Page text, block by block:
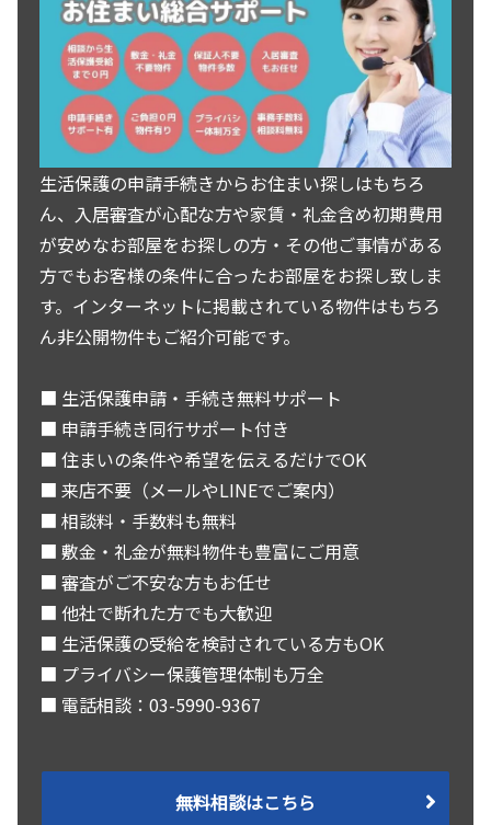
生活保護の申請手続きからお住まい探しはもちろ
ん、入居審査が心配な方や家賃・礼金含め初期費用
が安めなお部屋をお探しの方・その他ご事情がある
方でもお客様の条件に合ったお部屋をお探し致しま
す。インターネットに掲載されている物件はもちろ
ん非公開物件もご紹介可能です。
■ 生活保護申請・手続き無料サポート
■ 申請手続き同行サポート付き
■ 住まいの条件や希望を伝えるだけでOK
■ 来店不要（メールやLINEでご案内）
■ 相談料・手数料も無料
■ 敷金・礼金が無料物件も豊富にご用意
■ 審査がご不安な方もお任せ
■ 他社で断れた方でも大歓迎
■ 生活保護の受給を検討されている方もOK
■ プライバシー保護管理体制も万全
■ 電話相談：03-5990-9367
無料相談はこちら